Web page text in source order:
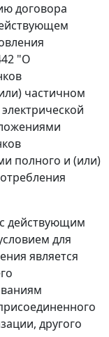
договора
"О
частичном
полного и (или)
действующим
для
является
другого